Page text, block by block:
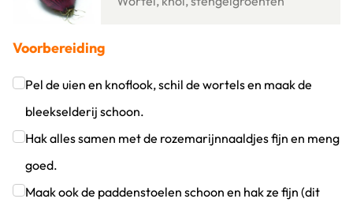
Voorbereiding
Pel de uien en knoflook, schil de wortels en maak de
bleekselderij schoon.
Klik om dit selectievakje aan te vinken
Hak alles samen met de rozemarijnnaaldjes fijn en meng
goed.
Klik om dit selectievakje aan te vinken
Maak ook de paddenstoelen schoon en hak ze fijn (dit